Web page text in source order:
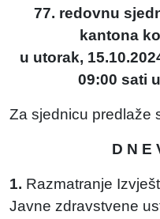
77. redovnu
kantona
u utorak,
09:00 sati
Za sjednicu predlaže
D N E
1. Razmatranje
Javne zdravstvene